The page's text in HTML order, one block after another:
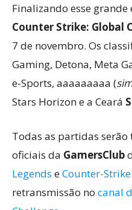
Finalizando esse
Counter Strike: Global
7 de novembro. Os
Gaming, Detona, Meta
e-Sports, aaaaaaaaa (
Stars Horizon e a Ceará
Todas as partidas
oficiais da GamersClub
Legends eCounter-
retransmissão no canal